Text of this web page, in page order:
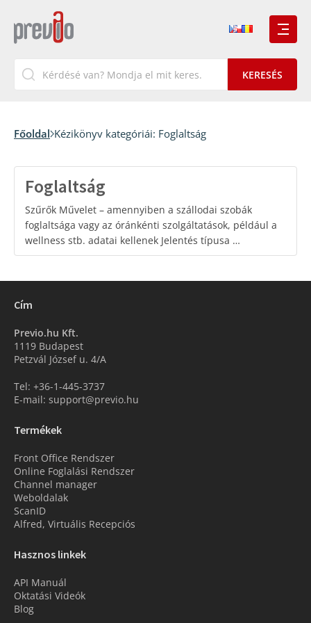
Főoldal Kézikönyv kategóriái: Foglaltság
Foglaltság
Szűrők Művelet – amennyiben a szállodai szobák
foglaltsága vagy az óránkénti szolgáltatások, például a
wellness stb. adatai kellenek Jelentés típusa …
Cím
Previo.hu Kft.
1119 Budapest
Petzvál József u. 4/A
Tel: +36-1-445-3737
E-mail: support@previo.hu
Termékek
Front Office Rendszer
Online Foglalási Rendszer
Channel manager
Weboldalak
ScanID
Alfred, Virtuális Recepciós
Hasznos linkek
API Manuál
Oktatási Videók
Blog